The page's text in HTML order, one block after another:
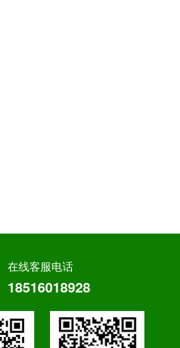
在线客服电话
18516018928